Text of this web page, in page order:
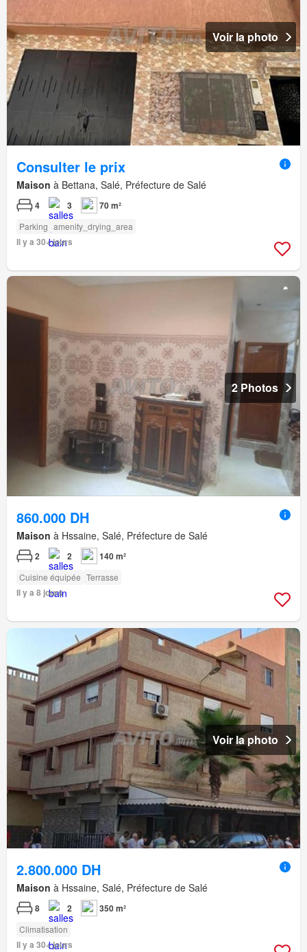
Voir la photo
Consulter le prix
Maison à Bettana, Salé, Préfecture de Salé
4 3 70 m²
Parking amenity_drying_area
Il y a 30+ jours
2 Photos
860.000 DH
Maison à Hssaine, Salé, Préfecture de Salé
2 2 140 m²
Cuisine équipée Terrasse
Il y a 8 jours
Voir la photo
2.800.000 DH
Maison à Hssaine, Salé, Préfecture de Salé
8 2 350 m²
Climatisation
Il y a 30+ jours